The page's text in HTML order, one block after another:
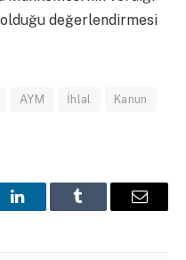
değerlendirmesi
AYM İhlal Kanun
LinkedInTumblr Email